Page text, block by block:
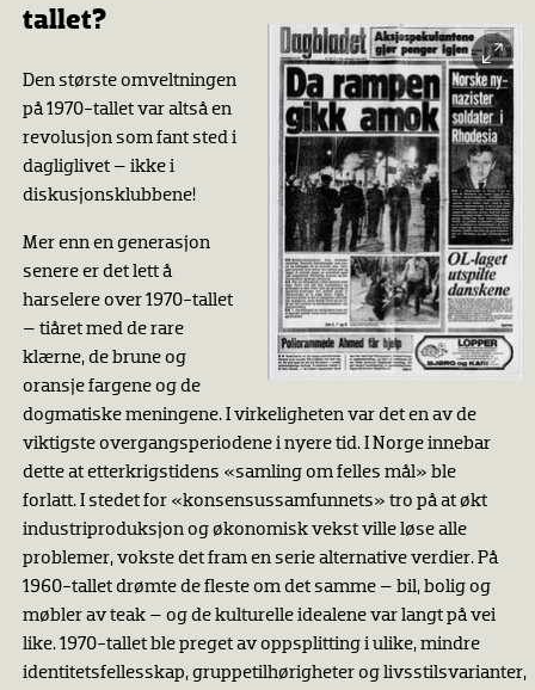
tallet?
Den største omveltningen
på 1970-tallet var altså en
revolusjon som fant sted i
dagliglivet – ikke i
diskusjonsklubbene!
Mer enn en generasjon
senere er det lett å
harselere over 1970-tallet
– tiåret med de rare
klærne, de brune og
oransje fargene og de
dogmatiske meningene. I virkeligheten var det en av de
viktigste overgangsperiodene i nyere tid. I Norge innebar
dette at etterkrigstidens «samling om felles mål» ble
forlatt. I stedet for «konsensussamfunnets» tro på at økt
industriproduksjon og økonomisk vekst ville løse alle
problemer, vokste det fram en serie alternative verdier. På
1960-tallet drømte de fleste om det samme – bil, bolig og
møbler av teak – og de kulturelle idealene var langt på vei
like. 1970-tallet ble preget av oppsplitting i ulike, mindre
identitetsfellesskap, gruppetilhørigheter og livsstilsvarianter,